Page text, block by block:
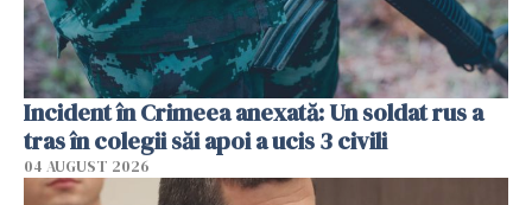
Incident în Crimeea anexată: Un soldat rus a
tras în colegii săi apoi a ucis 3 civili
04 AUGUST 2026